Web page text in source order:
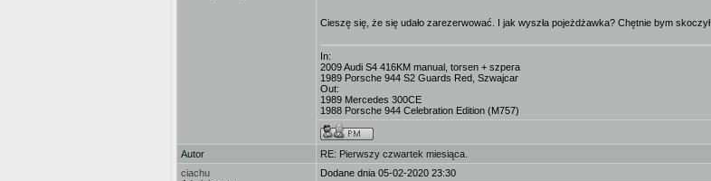
Cieszę się, że się udało zarezerwować. I jak wyszła pojeżdżawka? Chętnie bym
In:
2009 Audi S4 416KM manual, torsen + szpera
1989 Porsche 944 S2 Guards Red, Szwajcar
Out:
1989 Mercedes 300CE
1988 Porsche 944 Celebration Edition (M757)
Autor
RE: Pierwszy czwartek miesiąca.
ciachu
Dodane dnia 05-02-2020 23:30